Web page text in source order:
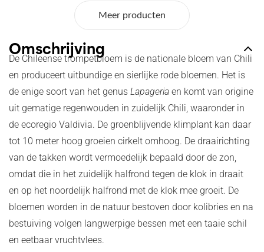
Meer producten
Omschrijving
De Chileense trompetbloem is de nationale bloem van Chili
en produceert uitbundige en sierlijke rode bloemen. Het is
de enige soort van het genus Lapageria en komt van origine
uit gematige regenwouden in zuidelijk Chili, waaronder in
de ecoregio Valdivia. De groenblijvende klimplant kan daar
tot 10 meter hoog groeien cirkelt omhoog. De draairichting
van de takken wordt vermoedelijk bepaald door de zon,
omdat die in het zuidelijk halfrond tegen de klok in draait
en op het noordelijk halfrond met de klok mee groeit. De
bloemen worden in de natuur bestoven door kolibries en na
bestuiving volgen langwerpige bessen met een taaie schil
en eetbaar vruchtvlees.